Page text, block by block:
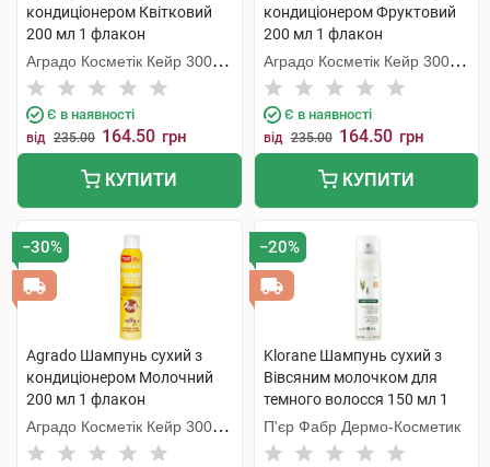
кондиціонером Квітковий
200 мл 1 флакон
Аградо Косметік Кейр 3000
С.Л.У.
Є в наявності
від 235.00 164.50 грн
КУПИТИ
кондиціонером Фруктовий
200 мл 1 флакон
Аградо Косметік Кейр 3000
С.Л.У.
Є в наявності
від 235.00 164.50 грн
КУПИТИ
−30%
Agrado Шампунь cухий з
кондиціонером Молочний
200 мл 1 флакон
Аградо Косметік Кейр 3000
С.Л.У.
−20%
Klorane Шампунь сухий з
Вівсяним молочком для
темного волосся 150 мл 1
флакон
П'єр Фабр Дермо-Косметик